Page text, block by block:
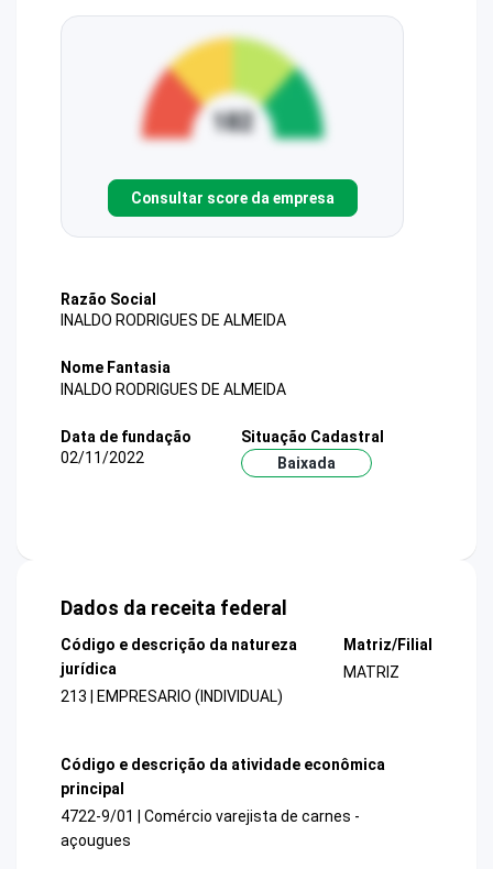
Consultar score da empresa
Razão Social
INALDO RODRIGUES DE ALMEIDA
Nome Fantasia
INALDO RODRIGUES DE ALMEIDA
Data de fundação
02/11/2022
Situação Cadastral
Baixada
Dados da receita federal
Código e descrição da natureza
jurídica
213 | EMPRESARIO (INDIVIDUAL)
Matriz/Filial
MATRIZ
Código e descrição da atividade econômica
principal
4722-9/01 | Comércio varejista de carnes -
açougues